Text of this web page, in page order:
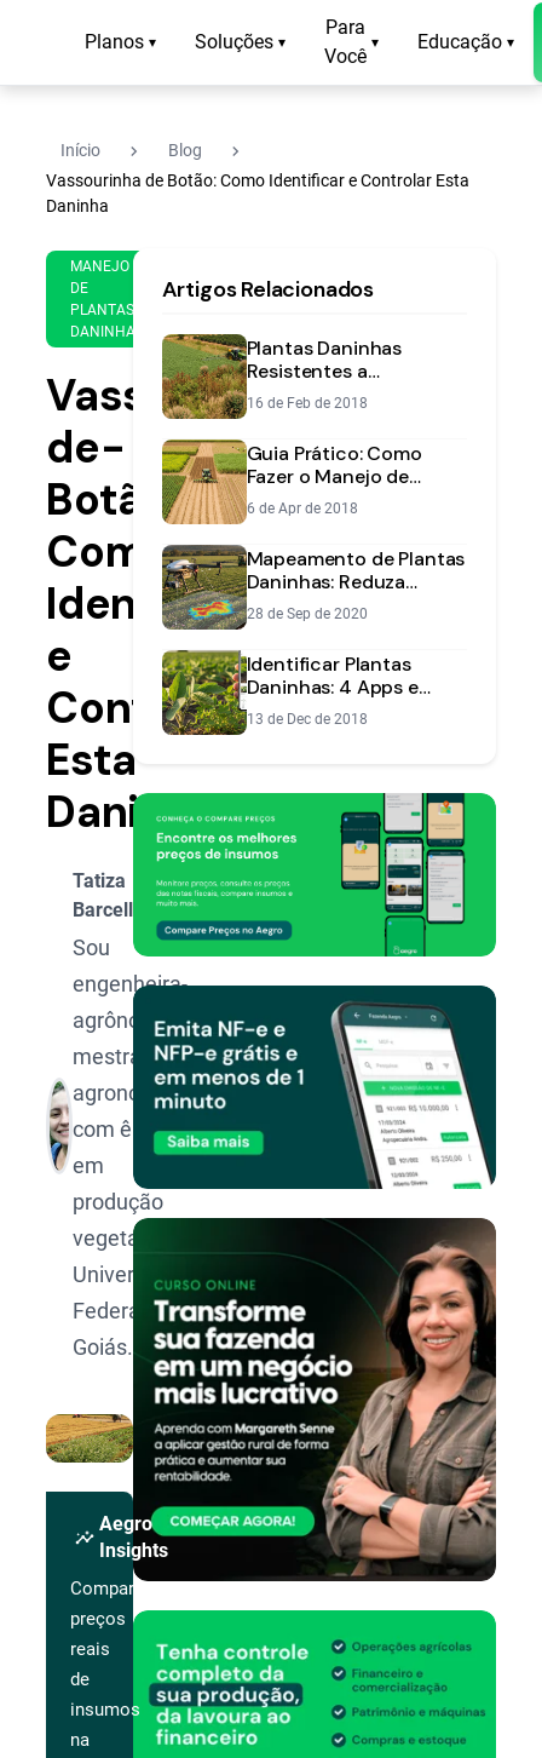
Planos ▾ Soluções ▾
Para
Você
▾ Educação ▾
Início navigate_next Blog navigate_next
Vassourinha de Botão: Como Identificar e Controlar Esta
Daninha
MANEJO
DE
PLANTAS
DANINHAS
Nov
2022
min
leitura
Vassourinha-
de-
Botão:
Como
Identificar
e
Controlar
Esta
Daninha
Tatiza
Barcellos
Sou
engenheira-
agrônoma e
mestra em
agronomia,
com ênfase
em
produção
vegetal, pela
Universidade
Federal de
Goiás.
insights
Aegro
Insights
Compare
preços
reais
de
insumos
na
Artigos Relacionados
Plantas Daninhas
Resistentes a
Herbicidas:
Identificação e Manejo
16 de Feb de 2018
Guia Prático: Como
Fazer o Manejo de
Plantas Daninhas no
Plantio Direto
6 de Apr de 2018
Mapeamento de Plantas
Daninhas: Reduza
Custos e Aumente
Eficiência
28 de Sep de 2020
Identificar Plantas
Daninhas: 4 Apps e
Livros para Manejo
Eficiente
13 de Dec de 2018